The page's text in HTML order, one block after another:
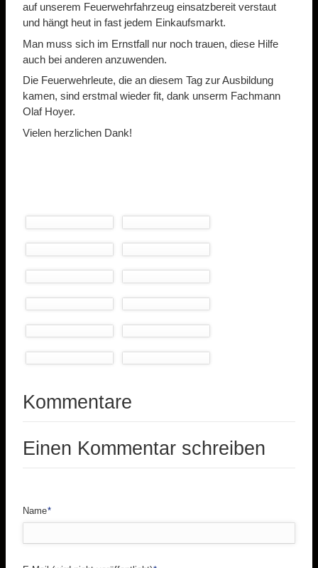
auf unserem Feuerwehrfahrzeug einsatzbereit verstaut
und hängt heut in fast jedem Einkaufsmarkt.
Man muss sich im Ernstfall nur noch trauen, diese Hilfe
auch bei anderen anzuwenden.
Die Feuerwehrleute, die an diesem Tag zur Ausbildung
kamen, sind erstmal wieder fit, dank unserm Fachmann
Olaf Hoyer.
Vielen herzlichen Dank!
Kommentare
Einen Kommentar schreiben
Pflichtfeld
Name*